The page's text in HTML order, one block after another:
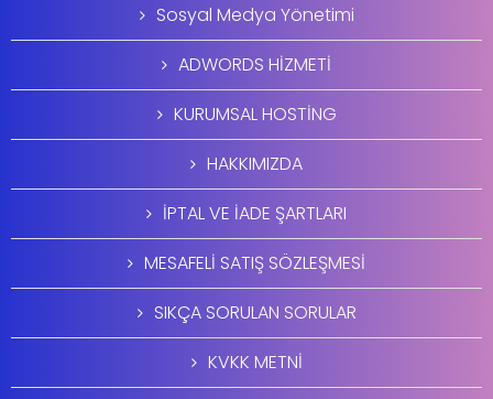
Sosyal Medya Yönetimi
ADWORDS HİZMETİ
KURUMSAL HOSTİNG
HAKKIMIZDA
İPTAL VE İADE ŞARTLARI
MESAFELİ SATIŞ SÖZLEŞMESİ
SIKÇA SORULAN SORULAR
KVKK METNİ